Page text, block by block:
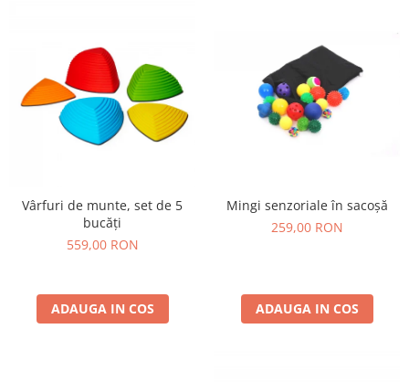
Dezvoltare vestibulara
Echilibru
Jucarii de echilibru
Mingi terapeutice
Module din burete
Recunoasterea formelor
Diverse jucarii educative
Vârfuri de munte, set de 5
bucăți
559,00 RON
ADAUGA IN COS
Mingi senzoriale în sacoșă
259,00 RON
ADAUGA IN COS